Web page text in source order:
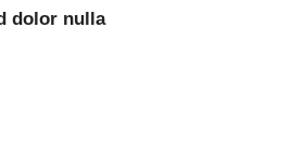
dolor nulla